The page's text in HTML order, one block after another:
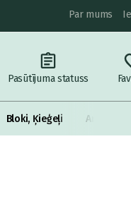
Par mums
Pasūtījuma statuss
Bloki, Ķieģeļi Armatūra